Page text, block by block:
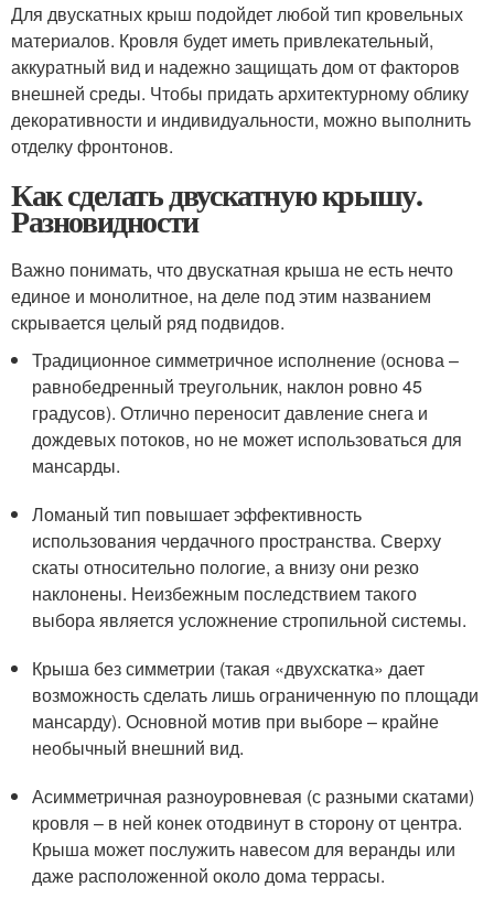
Для двускатных крыш подойдет любой тип кровельных
материалов. Кровля будет иметь привлекательный,
аккуратный вид и надежно защищать дом от факторов
внешней среды. Чтобы придать архитектурному облику
декоративности и индивидуальности, можно выполнить
отделку фронтонов.
Как сделать двускатную крышу.
Разновидности
Важно понимать, что двускатная крыша не есть нечто
единое и монолитное, на деле под этим названием
скрывается целый ряд подвидов.
Традиционное симметричное исполнение (основа –
равнобедренный треугольник, наклон ровно 45
градусов). Отлично переносит давление снега и
дождевых потоков, но не может использоваться для
мансарды.
Ломаный тип повышает эффективность
использования чердачного пространства. Сверху
скаты относительно пологие, а внизу они резко
наклонены. Неизбежным последствием такого
выбора является усложнение стропильной системы.
Крыша без симметрии (такая «двухскатка» дает
возможность сделать лишь ограниченную по площади
мансарду). Основной мотив при выборе – крайне
необычный внешний вид.
Асимметричная разноуровневая (с разными скатами)
кровля – в ней конек отодвинут в сторону от центра.
Крыша может послужить навесом для веранды или
даже расположенной около дома террасы.